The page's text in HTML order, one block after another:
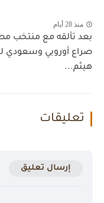
منذ 28 أيام
بعد تألقه مع منتخب
صراع أوروبي
هيثم...
تعليقات
إرسال تعليق